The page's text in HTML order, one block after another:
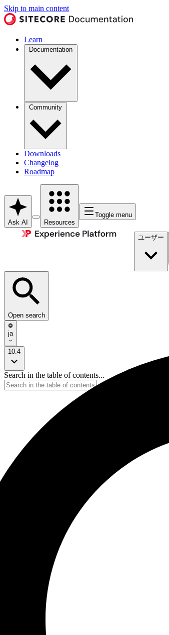
Skip to main content
Learn
Documentation
Community
Downloads
Changelog
Roadmap
Ask AI Resources
Toggle menu
ユーザー
Open search
ja
10.4
Search in the table of contents...